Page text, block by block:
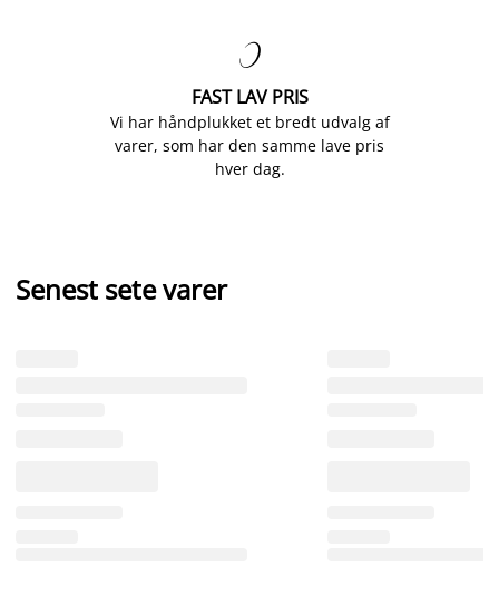

FAST LAV PRIS
Vi har håndplukket et bredt udvalg af
varer, som har den samme lave pris
hver dag.
Senest sete varer